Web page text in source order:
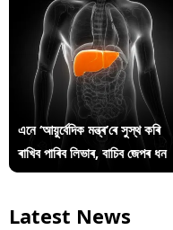
এনে ‘আয়ুৰ্বেদিক মন্ত্ৰ’ৰে সুস্থ কৰি
ৰাখিব পাৰিব লিভাৰ, বাচিব জেপৰ ধন
Latest News